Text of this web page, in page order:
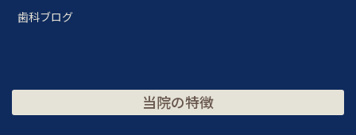
歯科ブログ
当院の特徴